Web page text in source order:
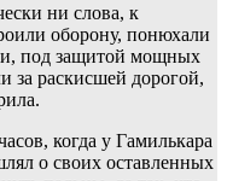
ни слова, к
оборону, понюхали
под защитой мощных
за раскисшей дорогой,
когда у Гамилькара
о своих оставленных